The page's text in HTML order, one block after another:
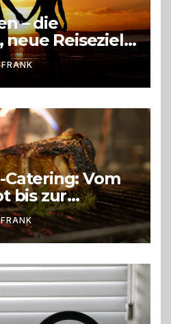
– die
Reiseziele
FRANK
Catering: Vom
bis zur
Events,
und
FRANK